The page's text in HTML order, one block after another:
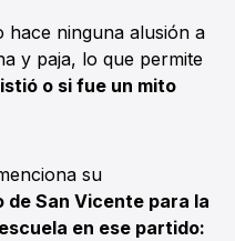
hace ninguna alusión a
y paja, lo que permite
o si fue un mito
su
San Vicente para la
en ese partido: